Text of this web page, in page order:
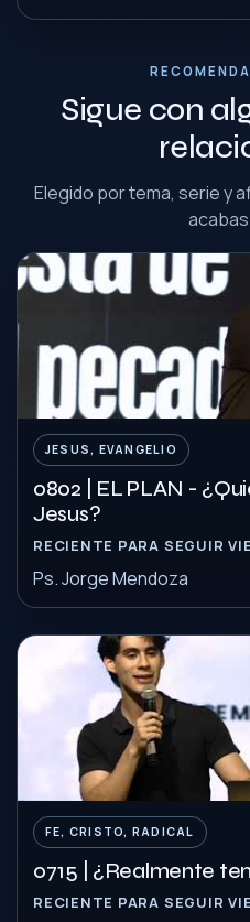
Sigue con
Elegido por tema, serie y
JESUS, EVANGELIO
0802 | EL PLAN -
Jesus?
RECIENTE PARA SEGUIR
Ps. Jorge Mendoza
FE, CRISTO, RADICAL
0715 | ¿Realmente
RECIENTE PARA SEGUIR